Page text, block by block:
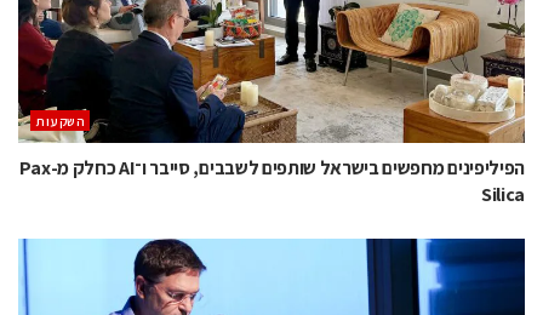
השקעות
הפיליפינים מחפשים בישראל שותפים לשבבים, סייבר ו־AI כחלק מ-Pax
Silica